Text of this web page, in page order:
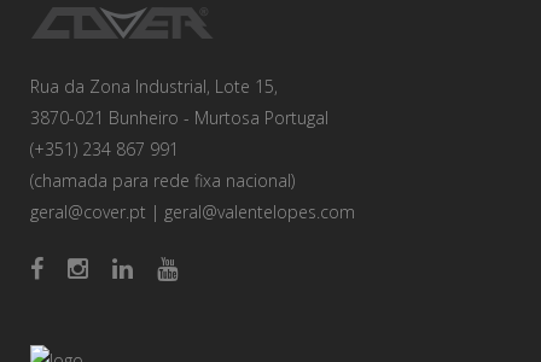
Rua da Zona Industrial, Lote 15,
3870-021 Bunheiro - Murtosa Portugal
(+351) 234 867 991
(chamada para rede fixa nacional)
geral@cover.pt | geral@valentelopes.com